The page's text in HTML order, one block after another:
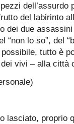
del labirinto
dei due
“non lo so”, del
tutto è
vivi – alla città
lasciato, proprio